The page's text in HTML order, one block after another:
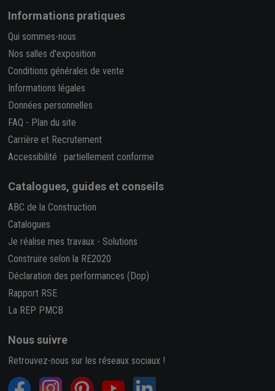
Informations pratiques
Qui sommes-nous
Nos salles d'exposition
Conditions générales de vente
Informations légales
Données personnelles
FAQ - Plan du site
Carrière et Recrutement
Accessibilité : partiellement conforme
Catalogues, guides et conseils
ABC de la Construction
Catalogues
Je réalise mes travaux - Solutions
Construire selon la RE2020
Déclaration des performances (Dop)
Rapport RSE
La REP PMCB
Nous suivre
Retrouvez-nous sur les réseaux sociaux !